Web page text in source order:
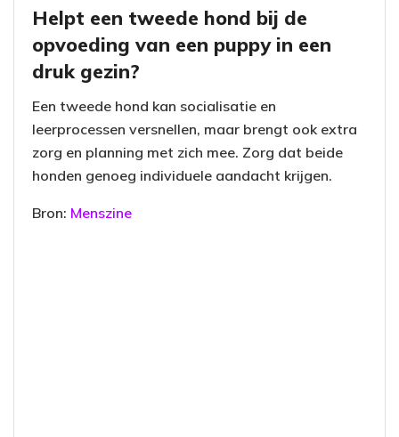
Helpt een tweede hond bij de
opvoeding van een puppy in een
druk gezin?
Een tweede hond kan socialisatie en
leerprocessen versnellen, maar brengt ook extra
zorg en planning met zich mee. Zorg dat beide
honden genoeg individuele aandacht krijgen.
Bron: Menszine